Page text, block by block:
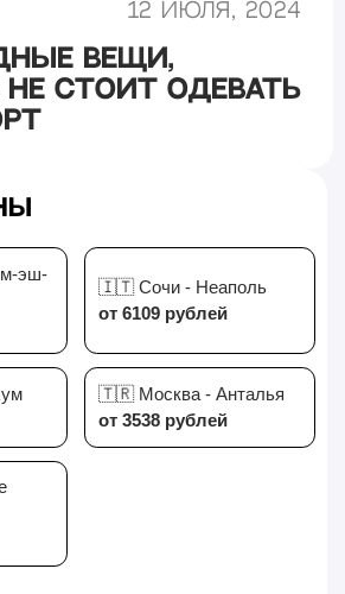
12 июля, 2024
вещи,
не стоит одевать
эш-
🇮🇹 Сочи - Неаполь
от 6109 рублей
🇹🇷 Москва - Анталья
от 3538 рублей